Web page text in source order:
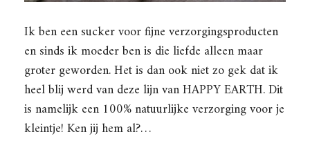
Ik ben een sucker voor fijne verzorgingsproducten
en sinds ik moeder ben is die liefde alleen maar
groter geworden. Het is dan ook niet zo gek dat ik
heel blij werd van deze lijn van HAPPY EARTH. Dit
is namelijk een 100% natuurlijke verzorging voor je
kleintje! Ken jij hem al?…